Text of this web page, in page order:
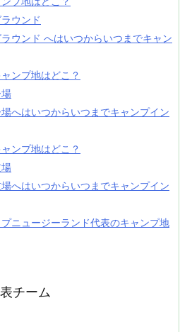
ウンド
ウンド へはいつからいつまでキャン
ンプ地はどこ？
へはいつからいつまでキャンプイン
ンプ地はどこ？
へはいつからいつまでキャンプイン
ニュージーランド代表のキャンプ地
チーム